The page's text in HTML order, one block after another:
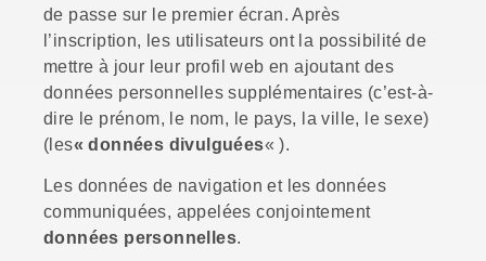
de passe sur le premier écran. Après
l’inscription, les utilisateurs ont la possibilité de
mettre à jour leur profil web en ajoutant des
données personnelles supplémentaires (c’est-à-
dire le prénom, le nom, le pays, la ville, le sexe)
(les« données divulguées« ).
Les données de navigation et les données
communiquées, appelées conjointement
données personnelles.